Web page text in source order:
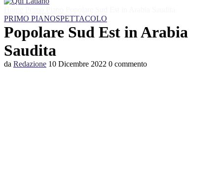
PRIMO PIANOSPETTACOLO
Popolare Sud Est in Arabia
Saudita
da Redazione 10 Dicembre 2022 0 commento